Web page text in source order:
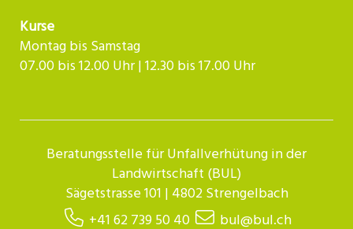
Kurse
Montag bis Samstag
07.00 bis 12.00 Uhr | 12.30 bis 17.00 Uhr​​​​​​
Beratungsstelle für Unfallverhütung in der
Landwirtschaft (BUL)
Sägetstrasse 101 | 4802 Strengelbach
+41 62 739 50 40
bul@bul.ch